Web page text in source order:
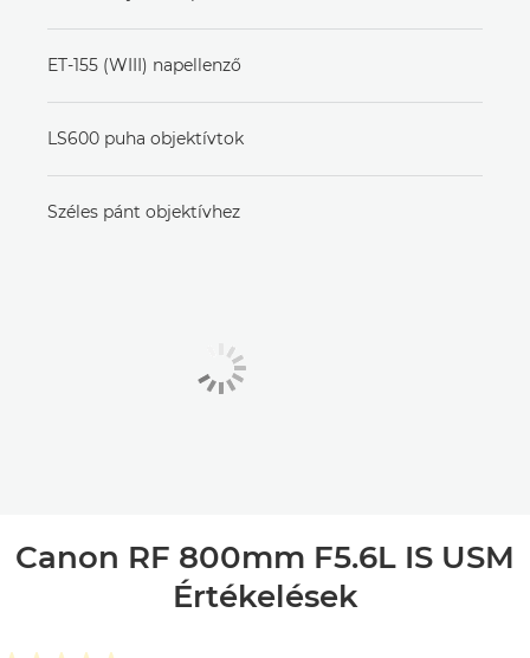
ET-155 (WIII) napellenző
LS600 puha objektívtok
Széles pánt objektívhez
Canon RF 800mm F5.6L IS USM
Értékelések